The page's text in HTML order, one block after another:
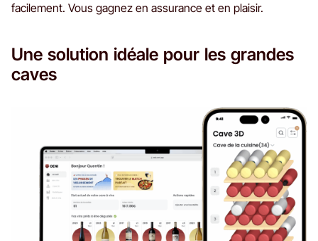
facilement. Vous gagnez en assurance et en plaisir.
Une solution idéale pour les grandes
caves